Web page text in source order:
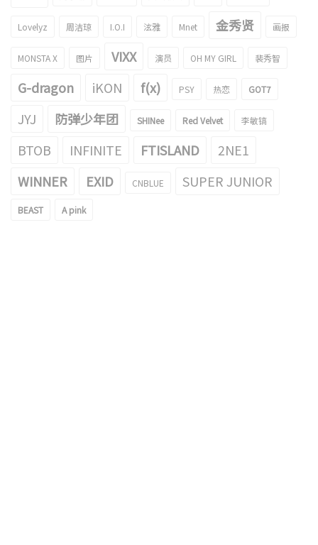
Lovelyz 周洁琼 I.O.I 泫雅 Mnet 金秀贤 画报
MONSTA X 图片 VIXX 演员 OH MY GIRL 裴秀智
G-dragon iKON f(x) PSY 热恋 GOT7
JYJ 防弹少年团 SHINee Red Velvet 李敏镐
BTOB INFINITE FTISLAND
2NE1
WINNER
EXID CNBLUE SUPER JUNIOR
BEAST A pink